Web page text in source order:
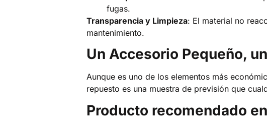
fugas.
Transparencia y Limpieza: El material no
mantenimiento.
Un Accesorio Pequeño,
Aunque es uno de los elementos más
repuesto es una muestra de previsión que
Producto recomendado